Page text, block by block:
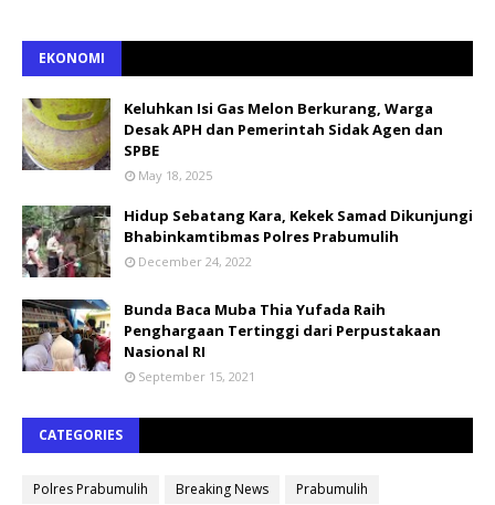
EKONOMI
Keluhkan Isi Gas Melon Berkurang, Warga
Desak APH dan Pemerintah Sidak Agen dan
SPBE
May 18, 2025
Hidup Sebatang Kara, Kekek Samad Dikunjungi
Bhabinkamtibmas Polres Prabumulih
December 24, 2022
Bunda Baca Muba Thia Yufada Raih
Penghargaan Tertinggi dari Perpustakaan
Nasional RI
September 15, 2021
CATEGORIES
Polres Prabumulih Breaking News
Prabumulih